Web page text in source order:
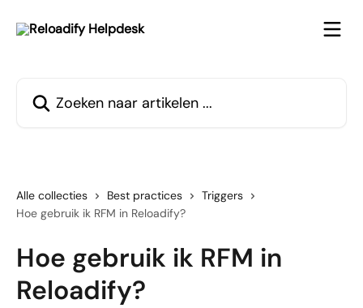
Alle collecties Best practices
Triggers
Hoe gebruik ik RFM in Reloadify?
Hoe gebruik ik RFM in
Reloadify?